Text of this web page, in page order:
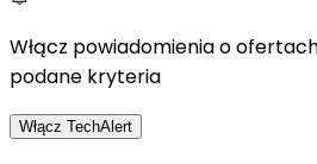
Włącz powiadomienia o
podane kryteria
Włącz TechAlert